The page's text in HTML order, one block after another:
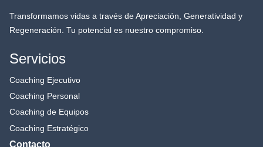
Transformamos vidas a través de Apreciación, Generatividad y
Regeneración. Tu potencial es nuestro compromiso.
Servicios
Coaching Ejecutivo
Coaching Personal
Coaching de Equipos
Coaching Estratégico
Contacto